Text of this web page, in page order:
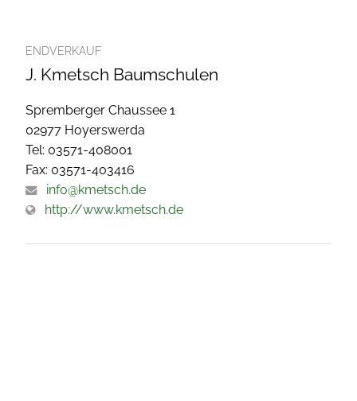
ENDVERKAUF
J. Kmetsch Baumschulen
Spremberger Chaussee 1
02977 Hoyerswerda
Tel: 03571-408001
Fax: 03571-403416
info@kmetsch.de
http://www.kmetsch.de